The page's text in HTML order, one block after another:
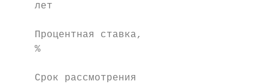
лет
Процентная ставка,
%
Срок рассмотрения